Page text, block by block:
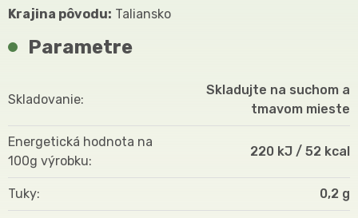
Krajina pôvodu: Taliansko
Parametre
Skladovanie
Skladujte na suchom a
tmavom mieste
Energetická hodnota na
100g výrobku
220 kJ / 52 kcal
Tuky 0,2 g